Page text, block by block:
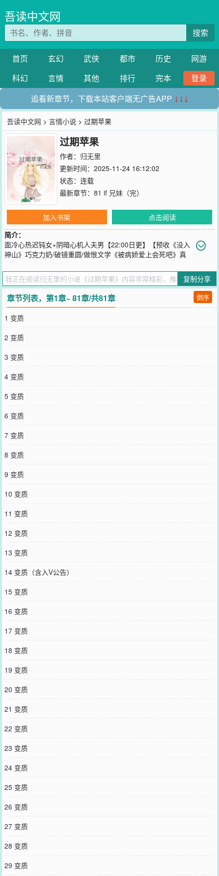
吾读中文网
搜索
首页 玄幻 武侠 都市 历史
网游
科幻
言情 其他 排行 完本
登录
追看新章节，下载本站客户端无广告APP ↓↓↓
吾读中文网 >言情小说 > 过期苹果
过期苹果
作者： 归无里
更新时间：2025-11-24 16:12:02
状态：连载
最新章节： 81 if 兄妹（完）
加入书架
点击阅读
简介：
面冷心热迟钝女×阴暗心机人夫男【22:00日更】【预收《没入
神山》巧克力奶/破镜重圆/做恨文学《被病娇爱上会死吧》真
一天，她弟弟梁聿自杀了。她在梁聿的病床前流了几滴眼泪，尽管她
认为自己和这个假弟弟的感情并不算好。而梁聿那次没能死成，从医
院被接回家以后，梁初楹发觉他看自己的眼神总是很奇怪。奇怪的暧
昧，奇怪又旺盛的占有欲。（2）梁聿跟梁初楹双双去外地上大学那
年，爸让他俩住一间房子。梁初楹看他不爽，说坚决不要跟他一起
住。梁聿不动声色，勉强提上去的唇角一点点往下坠，等到梁初楹皱
眉回头看他，他又好脾气地笑起来。“姐姐是不是忘记了，你上初中、
高中，每周的衣服都是我洗的，午饭都是我做给你的。”胳膊肘压上桌
面，他眉眼半弯，温和中带一点虚伪的笑，轻声念：“没有我在，姐姐
怕是活不下去。”开始跟梁聿同居的那一天。她行李还没搬进去，就在
黑暗里听见大门咔哒一声响，竟然被反锁，梁聿懒洋洋靠在门边，一
步步向她走来。梁初楹的牙一点一点咬紧，内心深感不妙。他满眼笑
意，没骨头似的搭着她的肩，像小时候睡在一张床上那样抓她的头发
绕在手指上玩，一边笑一边发出气声：“讨厌我这么久，还是得依赖
我。”梁聿低睫睨视她，目光专注而痴迷：“别人做不到我这样，事事
都为你，没你不能活。”#等等…我欧多多不是乖巧小天使吗怎么变成
阴沉大变态了##他都可以那我为什么……梁聿你疯了？！#
——————＊文案记录于2024.1.16（更新于2024.6.19，已截图）
＊无亲缘关系，无收养手续！成年前无越界、亲密行为，直接从成年
后开始写的。（给审核看的，跪）＊一岁左右的年龄差，小说设定请
勿代入现实。＊1v1双c，he
您要是觉得《
里的朋友推荐哦！
复制分享
章节列表，第1章~ 81章/共81章 倒序
1 变质
2 变质
3 变质
4 变质
5 变质
6 变质
7 变质
8 变质
9 变质
10 变质
11 变质
12 变质
13 变质
14 变质（含入V公告）
15 变质
16 变质
17 变质
18 变质
19 变质
20 变质
21 变质
22 变质
23 变质
24 变质
25 变质
26 变质
27 变质
28 变质
29 变质